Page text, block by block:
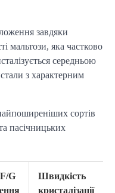
завдяки
мальтози, яка частково
середньою
з характерним
сортів
пасічницьких
G
Швидкість
кристалізації